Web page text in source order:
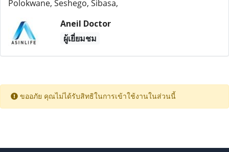
Polokwane, Seshego, Sibasa,
Aneil Doctor
ผู้เยี่ยมชม
ขออภัย คุณไม่ได้รับสิทธิในการเข้าใช้งานในส่วนนี้